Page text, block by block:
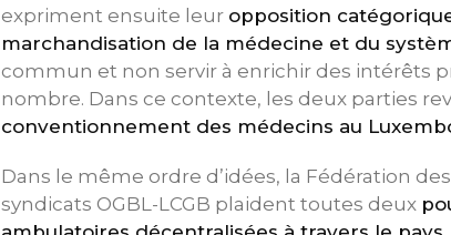
expriment ensuite leur opposition
marchandisation de la médecine et du
commun et non servir à enrichir des intérêts
nombre. Dans ce contexte, les deux parties
conventionnement des médecins au
Dans le même ordre d’idées, la Fédération
syndicats OGBL-LCGB plaident toutes deux